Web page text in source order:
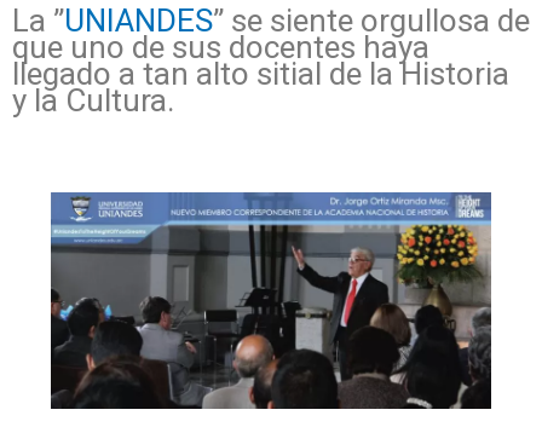
La ”UNIANDES” se siente orgullosa de
que uno de sus docentes haya
llegado a tan alto sitial de la Historia
y la Cultura.